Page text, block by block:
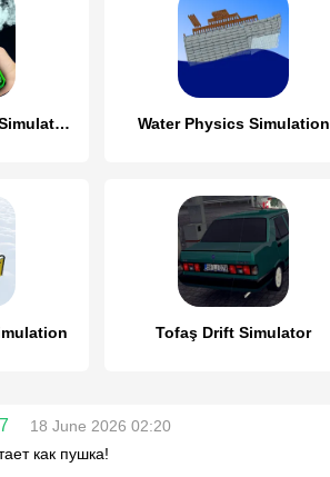
Virtual Vape Smoke Simulation Water Physics Simulation
Tofaş Drift Simulator
18 June 2026 02:20
как пушка!